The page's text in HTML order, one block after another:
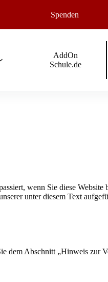
Spenden
AddOn
Schule.de
wenn Sie diese Website
unter diesem Text
dem Abschnitt „Hinweis zur